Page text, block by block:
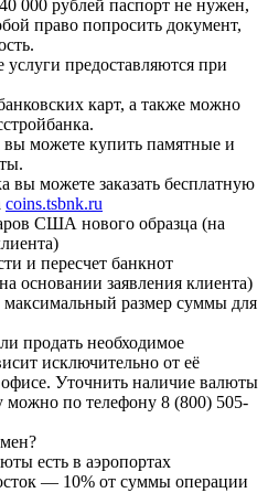
000 рублей паспорт не нужен,
право попросить документ,
предоставляются при
карт, а также можно
можете купить памятные и
можете заказать бесплатную
coins.tsbnk.ru
США нового образца (на
и пересчет банкнот
основании заявления клиента)
размер суммы для
продать необходимое
исключительно от её
Уточнить наличие валюты
можно по телефону 8 (800) 505-
есть в аэропортах
— 10% от суммы операции